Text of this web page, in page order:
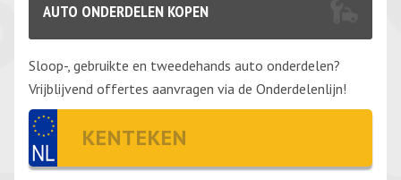
AUTO ONDERDELEN KOPEN
Sloop-, gebruikte en tweedehands auto onderdelen?
Vrijblijvend offertes aanvragen via de Onderdelenlijn!